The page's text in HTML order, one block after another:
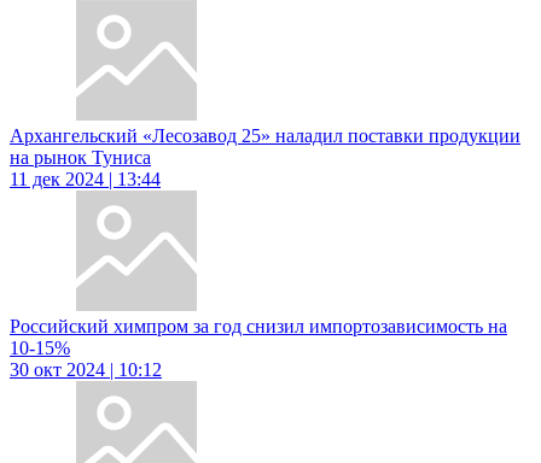
Архангельский «Лесозавод 25» наладил поставки продукции
на рынок Туниса
11 дек 2024 | 13:44
Российский химпром за год снизил импортозависимость на
10-15%
30 окт 2024 | 10:12